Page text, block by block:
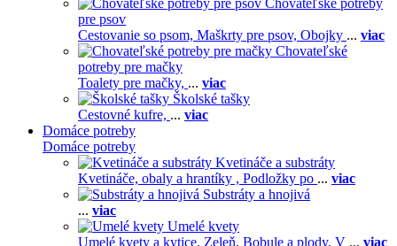
Chovateľské potreby
pre psov
Cestovanie so psom, Maškrty pre psov, Obojky ... viac
Chovateľské
potreby pre mačky
Toalety pre mačky, ... viac
Školské tašky
Cestovné kufre, ... viac
Domáce potreby
Domáce potreby
Kvetináče a substráty
Kvetináče, obaly a hrantíky , Podložky po ... viac
Substráty a hnojivá
... viac
Umelé kvety
Umelé kvety a kytice, Zeleň, Bobule a plody, V ... viac